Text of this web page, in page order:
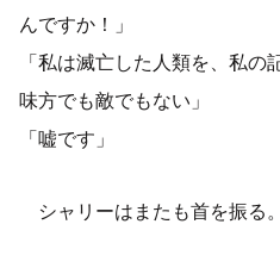
んですか！」
「私は滅亡した人類を、私の
味方でも敵でもない」
「嘘です」
シャリーはまたも首を振る。